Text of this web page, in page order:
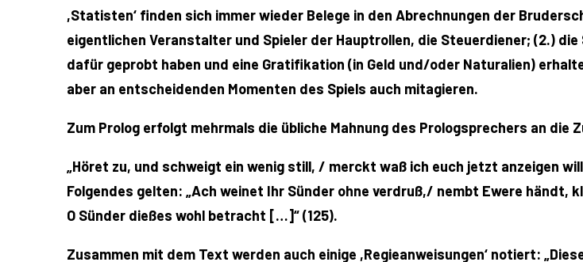
,Statisten‘ finden sich immer wieder Belege in den Abrechnungen der
eigentlichen Veranstalter und Spieler der Hauptrollen, die Steuerdiener; (2.)
dafür geprobt haben und eine Gratifikation (in Geld und/oder Naturalien)
aber an entscheidenden Momenten des Spiels auch mitagieren.
Zum Prolog erfolgt mehrmals die übliche Mahnung des Prologsprechers an die
„Höret zu, und schweigt ein wenig still, / merckt waß ich euch jetzt anzeigen
Folgendes gelten: „Ach weinet Ihr Sünder ohne verdruß,/ nembt Ewere
O Sünder dießes wohl betracht […]“ (125).
Zusammen mit dem Text werden auch einige ,Regieanweisungen‘ notiert: